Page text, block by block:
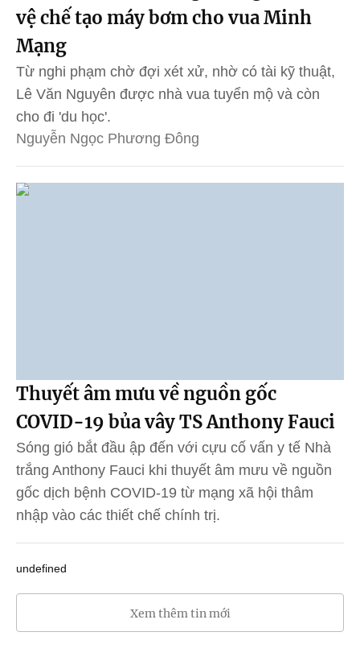
vệ chế tạo máy bơm cho vua Minh
Mạng
Từ nghi phạm chờ đợi xét xử, nhờ có tài kỹ thuật,
Lê Văn Nguyên được nhà vua tuyển mộ và còn
cho đi 'du học'.
Nguyễn Ngọc Phương Đông
Thuyết âm mưu về nguồn gốc
COVID-19 bủa vây TS Anthony Fauci
Sóng gió bắt đầu ập đến với cựu cố vấn y tế Nhà
trắng Anthony Fauci khi thuyết âm mưu về nguồn
gốc dịch bệnh COVID-19 từ mạng xã hội thâm
nhập vào các thiết chế chính trị.
undefined
Xem thêm tin mới